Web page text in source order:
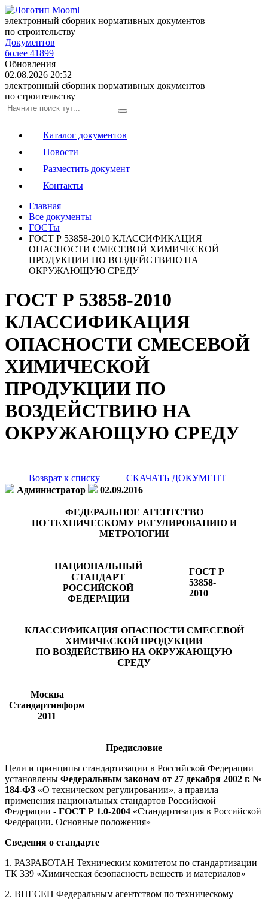
электронный сборник нормативных документов
по строительству
Документов
более 41899
Обновления
02.08.2026 20:52
электронный сборник нормативных документов
по строительству
Каталог документов
Новости
Разместить документ
Контакты
Главная
Все документы
ГОСТы
ГОСТ Р 53858-2010 КЛАССИФИКАЦИЯ
ОПАСНОСТИ СМЕСЕВОЙ ХИМИЧЕСКОЙ
ПРОДУКЦИИ ПО ВОЗДЕЙСТВИЮ НА
ОКРУЖАЮЩУЮ СРЕДУ
ГОСТ Р 53858-2010
КЛАССИФИКАЦИЯ
ОПАСНОСТИ СМЕСЕВОЙ
ХИМИЧЕСКОЙ
ПРОДУКЦИИ ПО
ВОЗДЕЙСТВИЮ НА
ОКРУЖАЮЩУЮ СРЕДУ
Возврат к списку
СКАЧАТЬ ДОКУМЕНТ
Администратор
02.09.2016
ФЕДЕРАЛЬНОЕ АГЕНТСТВО
ПО ТЕХНИЧЕСКОМУ РЕГУЛИРОВАНИЮ И
МЕТРОЛОГИИ
НАЦИОНАЛЬНЫЙ
СТАНДАРТ
РОССИЙСКОЙ
ФЕДЕРАЦИИ
ГОСТ Р
53858-
2010
КЛАССИФИКАЦИЯ ОПАСНОСТИ СМЕСЕВОЙ
ХИМИЧЕСКОЙ ПРОДУКЦИИ
ПО ВОЗДЕЙСТВИЮ НА ОКРУЖАЮЩУЮ
СРЕДУ
Москва
Стандартинформ
2011
Предисловие
Цели и принципы стандартизации в Российской Федерации
установлены Федеральным законом от 27 декабря 2002 г. №
184-ФЗ «О техническом регулировании», а правила
применения национальных стандартов Российской
Федерации - ГОСТ Р 1.0-2004 «Стандартизация в Российской
Федерации. Основные положения»
Сведения о стандарте
1. РАЗРАБОТАН Техническим комитетом по стандартизации
ТК 339 «Химическая безопасность веществ и материалов»
2. ВНЕСЕН Федеральным агентством по техническому